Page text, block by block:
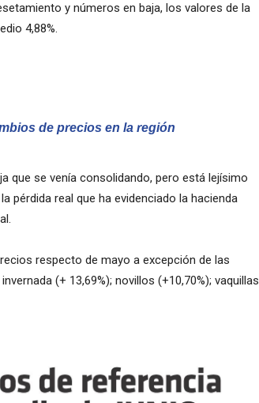
y números en baja, los valores de la
4,88%.
de precios en la región
que se venía consolidando, pero está lejísimo
pérdida real que ha evidenciado la hacienda
respecto de mayo a excepción de las
(+ 13,69%); novillos (+10,70%); vaquillas